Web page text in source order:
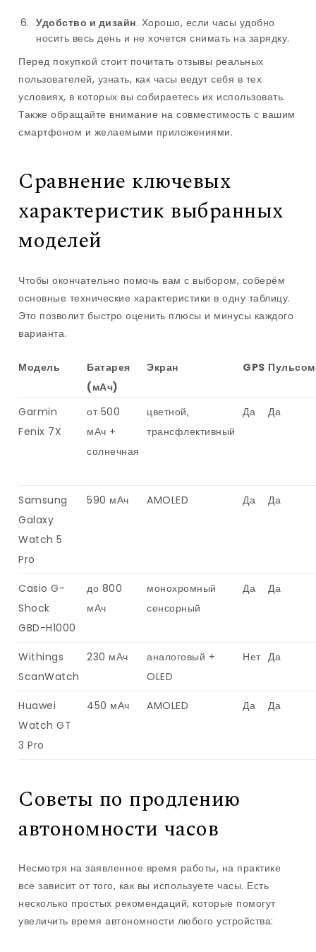
Удобство и дизайн. Хорошо, если часы удобно
носить весь день и не хочется снимать на зарядку.
Перед покупкой стоит почитать отзывы реальных
пользователей, узнать, как часы ведут себя в тех
условиях, в которых вы собираетесь их использовать.
Также обращайте внимание на совместимость с вашим
смартфоном и желаемыми приложениями.
Сравнение ключевых
характеристик выбранных
моделей
Чтобы окончательно помочь вам с выбором, соберём
основные технические характеристики в одну таблицу.
Это позволит быстро оценить плюсы и минусы каждого
варианта.
Модель
Батарея
(мАч)
Экран GPS
Garmin
Fenix 7X
от 500
мАч +
солнечная
цветной,
трансфлективный
Да Да
Samsung
Galaxy
Watch 5
Pro
590 мАч AMOLED Да Да
Casio G-
Shock
GBD-H1000
до 800
мАч
монохромный
сенсорный
Да Да
Withings
ScanWatch
230 мАч
аналоговый +
OLED
Нет Да
Huawei
Watch GT
3 Pro
450 мАч AMOLED Да Да
Советы по продлению
автономности часов
Несмотря на заявленное время работы, на практике
все зависит от того, как вы используете часы. Есть
несколько простых рекомендаций, которые помогут
увеличить время автономности любого устройства: